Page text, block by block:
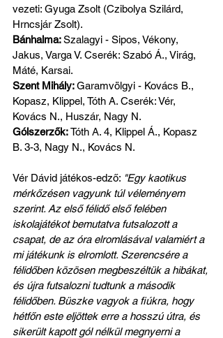
vezeti: Gyuga Zsolt (Czibolya Szilárd,
Hrncsjár Zsolt).
Bánhalma: Szalagyi - Sipos, Vékony,
Jakus, Varga V. Cserék: Szabó Á., Virág,
Máté, Karsai.
Szent Mihály: Garamvölgyi - Kovács B.,
Kopasz, Klippel, Tóth A. Cserék: Vér,
Kovács N., Huszár, Nagy N.
Gólszerzők: Tóth A. 4, Klippel Á., Kopasz
B. 3-3, Nagy N., Kovács N.
Vér Dávid játékos-edző: "Egy kaotikus
mérkőzésen vagyunk túl véleményem
szerint. Az első félidő első felében
iskolajátékot bemutatva futsalozott a
csapat, de az óra elromlásával valamiért a
mi játékunk is elromlott. Szerencsére a
félidőben közösen megbeszéltük a hibákat,
és újra futsalozni tudtunk a második
félidőben. Büszke vagyok a fiúkra, hogy
hétfőn este eljöttek erre a hosszú útra, és
sikerült kapott gól nélkül megnyerni a